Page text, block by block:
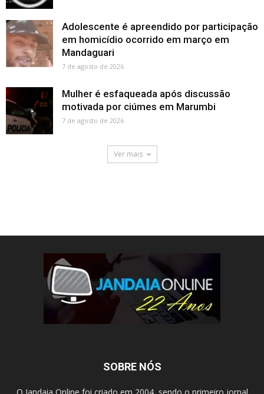
Adolescente é apreendido por participação
em homicídio ocorrido em março em
Mandaguari
7 de agosto de 2026
Mulher é esfaqueada após discussão
motivada por ciúmes em Marumbi
7 de agosto de 2026
Ver mais
SOBRE NÓS
O Jandaia Online foi criado em 2004, sendo o primeiro jornal